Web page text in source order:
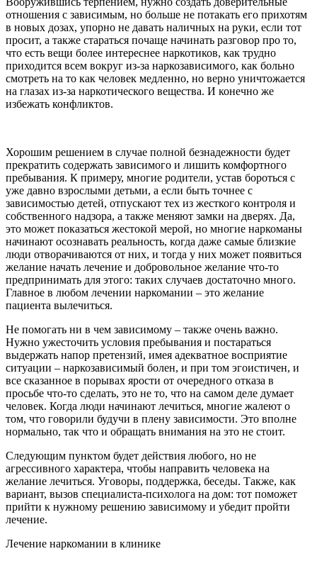
отношения с зависимым, но больше не потакать его прихотям
в новых дозах, упорно не давать наличных на руки, если тот
просит, а также стараться почаще начинать разговор про то,
что есть вещи более интереснее наркотиков, как трудно
приходится всем вокруг из-за наркозависимого, как больно
смотреть на то как человек медленно, но верно уничтожается
на глазах из-за наркотического вещества. И конечно же
избежать конфликтов.
Хорошим решением в случае полной безнадежности будет
прекратить содержать зависимого и лишить комфортного
пребывания. К примеру, многие родители, устав бороться с
уже давно взрослыми детьми, а если быть точнее с
зависимостью детей, отпускают тех из жесткого контроля и
собственного надзора, а также меняют замки на дверях. Да,
это может показаться жестокой мерой, но многие наркоманы
начинают осознавать реальность, когда даже самые близкие
люди отворачиваются от них, и тогда у них может появиться
желание начать лечение и добровольное желание что-то
предпринимать для этого: таких случаев достаточно много.
Главное в любом лечении наркомании – это желание
пациента вылечиться.
Не помогать ни в чем зависимому – также очень важно.
Нужно ужесточить условия пребывания и постараться
выдержать напор претензий, имея адекватное восприятие
ситуации – наркозависимый болен, и при том эгоистичен, и
все сказанное в порывах ярости от очередного отказа в
просьбе что-то сделать, это не то, что на самом деле думает
человек. Когда люди начинают лечиться, многие жалеют о
том, что говорили будучи в плену зависимости. Это вполне
нормально, так что и обращать внимания на это не стоит.
Следующим пунктом будет действия любого, но не
агрессивного характера, чтобы направить человека на
желание лечиться. Уговоры, поддержка, беседы. Также, как
вариант, вызов специалиста-психолога на дом: тот поможет
прийти к нужному решению зависимому и убедит пройти
лечение.
Лечение наркомании в клинике